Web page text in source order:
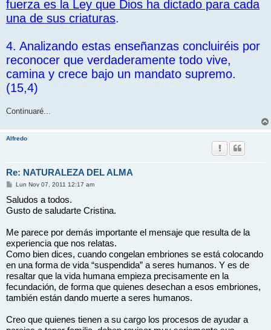
fuerza es la Ley que Dios ha dictado para cada
una de sus criaturas.
4. Analizando estas enseñanzas concluiréis por
reconocer que verdaderamente todo vive,
camina y crece bajo un mandato supremo.
(15,4)
Continuaré...
Alfredo
Re: NATURALEZA DEL ALMA
M
n
a
Lun Nov 07, 2011 12:17 am
Saludos a todos.
Gusto de saludarte Cristina.
Me parece por demás importante el mensaje que resulta de la
experiencia que nos relatas.
Como bien dices, cuando congelan embriones se está colocando
en una forma de vida “suspendida” a seres humanos. Y es de
resaltar que la vida humana empieza precisamente en la
fecundación, de forma que quienes desechan a esos embriones,
también están dando muerte a seres humanos.
Creo que quienes tienen a su cargo los procesos de ayudar a